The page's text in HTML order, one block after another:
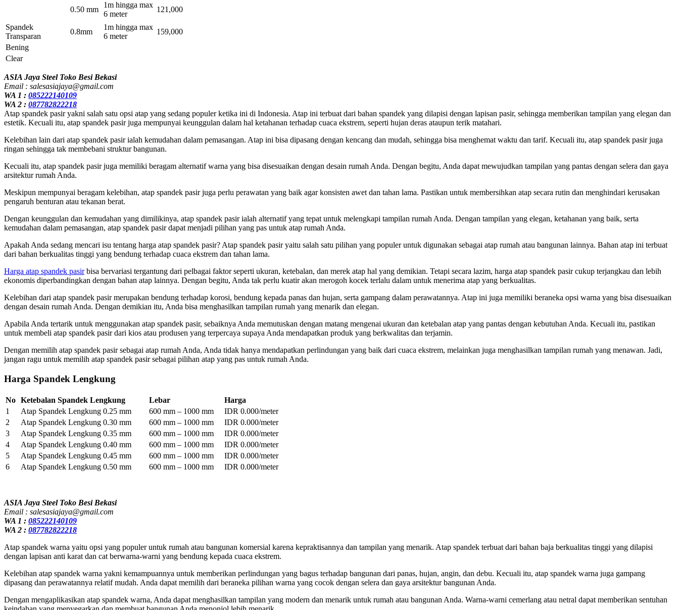
0.50 mm
1m hingga max
6 meter
121,000
Spandek
Transparan
0.8mm
1m hingga max
6 meter
159,000
Bening
Clear
ASIA Jaya Steel Toko Besi Bekasi
Email : salesasiajaya@gmail.com
WA 1 : 085222140109
WA 2 : 087782822218
Atap spandek pasir yakni salah satu opsi atap yang sedang populer ketika ini di Indonesia. Atap ini terbuat dari bahan spandek yang dilapisi dengan lapisan pasir, sehingga memberikan tampilan yang elegan dan
estetik. Kecuali itu, atap spandek pasir juga mempunyai keunggulan dalam hal ketahanan terhadap cuaca ekstrem, seperti hujan deras ataupun terik matahari.
Kelebihan lain dari atap spandek pasir ialah kemudahan dalam pemasangan. Atap ini bisa dipasang dengan kencang dan mudah, sehingga bisa menghemat waktu dan tarif. Kecuali itu, atap spandek pasir juga
ringan sehingga tak membebani struktur bangunan.
Kecuali itu, atap spandek pasir juga memiliki beragam alternatif warna yang bisa disesuaikan dengan desain rumah Anda. Dengan begitu, Anda dapat mewujudkan tampilan yang pantas dengan selera dan gaya
arsitektur rumah Anda.
Meskipun mempunyai beragam kelebihan, atap spandek pasir juga perlu perawatan yang baik agar konsisten awet dan tahan lama. Pastikan untuk membersihkan atap secara rutin dan menghindari kerusakan
pengaruh benturan atau tekanan berat.
Dengan keunggulan dan kemudahan yang dimilikinya, atap spandek pasir ialah alternatif yang tepat untuk melengkapi tampilan rumah Anda. Dengan tampilan yang elegan, ketahanan yang baik, serta
kemudahan dalam pemasangan, atap spandek pasir dapat menjadi pilihan yang pas untuk atap rumah Anda.
Apakah Anda sedang mencari isu tentang harga atap spandek pasir? Atap spandek pasir yaitu salah satu pilihan yang populer untuk digunakan sebagai atap rumah atau bangunan lainnya. Bahan atap ini terbuat
dari bahan berkualitas tinggi yang bendung terhadap cuaca ekstrem dan tahan lama.
Harga atap spandek pasirbisa bervariasi tergantung dari pelbagai faktor seperti ukuran, ketebalan, dan merek atap hal yang demikian. Tetapi secara lazim, harga atap spandek pasir cukup terjangkau dan lebih
ekonomis diperbandingkan dengan bahan atap lainnya. Dengan begitu, Anda tak perlu kuatir akan merogoh kocek terlalu dalam untuk menerima atap yang berkualitas.
Kelebihan dari atap spandek pasir merupakan bendung terhadap korosi, bendung kepada panas dan hujan, serta gampang dalam perawatannya. Atap ini juga memiliki beraneka opsi warna yang bisa disesuaikan
dengan desain rumah Anda. Dengan demikian itu, Anda bisa menghasilkan tampilan rumah yang menarik dan elegan.
Apabila Anda tertarik untuk menggunakan atap spandek pasir, sebaiknya Anda memutuskan dengan matang mengenai ukuran dan ketebalan atap yang pantas dengan kebutuhan Anda. Kecuali itu, pastikan
untuk membeli atap spandek pasir dari kios atau produsen yang terpercaya supaya Anda mendapatkan produk yang berkwalitas dan terjamin.
Dengan memilih atap spandek pasir sebagai atap rumah Anda, Anda tidak hanya mendapatkan perlindungan yang baik dari cuaca ekstrem, melainkan juga menghasilkan tampilan rumah yang menawan. Jadi,
jangan ragu untuk memilih atap spandek pasir sebagai pilihan atap yang pas untuk rumah Anda.
Harga Spandek Lengkung
No Ketebalan Spandek Lengkung Lebar
Harga
1
Atap Spandek Lengkung 0.25 mm 600 mm – 1000 mm
IDR 0.000/meter
2
Atap Spandek Lengkung 0.30 mm 600 mm – 1000 mm
IDR 0.000/meter
3
Atap Spandek Lengkung 0.35 mm 600 mm – 1000 mm
IDR 0.000/meter
4
Atap Spandek Lengkung 0.40 mm 600 mm – 1000 mm
IDR 0.000/meter
5
Atap Spandek Lengkung 0.45 mm 600 mm – 1000 mm
IDR 0.000/meter
6
Atap Spandek Lengkung 0.50 mm 600 mm – 1000 mm IDR 0.000/meter
ASIA Jaya Steel Toko Besi Bekasi
Email : salesasiajaya@gmail.com
WA 1 : 085222140109
WA 2 : 087782822218
Atap spandek warna yaitu opsi yang populer untuk rumah atau bangunan komersial karena kepraktisannya dan tampilan yang menarik. Atap spandek terbuat dari bahan baja berkualitas tinggi yang dilapisi
dengan lapisan anti karat dan cat berwarna-warni yang bendung kepada cuaca ekstrem.
Kelebihan atap spandek warna yakni kemampuannya untuk memberikan perlindungan yang bagus terhadap bangunan dari panas, hujan, angin, dan debu. Kecuali itu, atap spandek warna juga gampang
dipasang dan perawatannya relatif mudah. Anda dapat memilih dari beraneka pilihan warna yang cocok dengan selera dan gaya arsitektur bangunan Anda.
Dengan mengaplikasikan atap spandek warna, Anda dapat menghasilkan tampilan yang modern dan menarik untuk rumah atau bangunan Anda. Warna-warni cemerlang atau netral dapat memberikan sentuhan